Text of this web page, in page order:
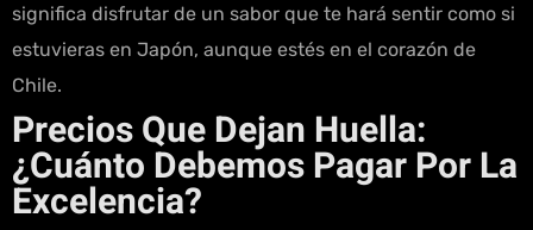
significa disfrutar de un sabor que te hará sentir como si
estuvieras en Japón, aunque estés en el corazón de
Chile.
Precios Que Dejan Huella:
¿Cuánto Debemos Pagar Por La
Excelencia?